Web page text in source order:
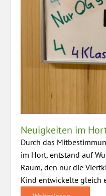
Neuigkeiten im
Durch das
im Hort, entstand auf
Raum, den nur die
Kind entwickelte gleich